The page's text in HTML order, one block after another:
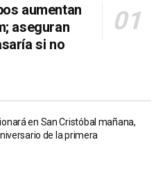
aumentan
aseguran
si no
en San Cristóbal mañana,
de la primera